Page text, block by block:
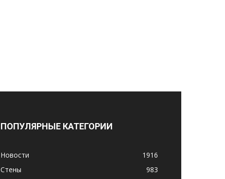
ПОПУЛЯРНЫЕ КАТЕГОРИИ
Новости
1916
Стены
983